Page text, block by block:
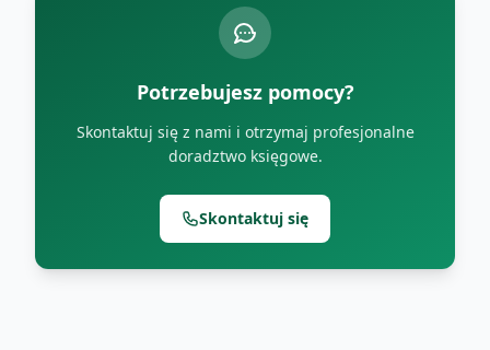
Potrzebujesz pomocy?
Skontaktuj się z nami i otrzymaj profesjonalne
doradztwo księgowe.
Skontaktuj się